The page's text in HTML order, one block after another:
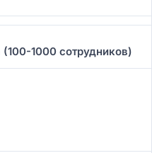
1000 сотрудников)